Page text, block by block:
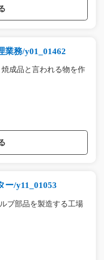
業務/y01_01462
成品と言われる物を作
ー/y11_01053
ブ部品を製造する工場